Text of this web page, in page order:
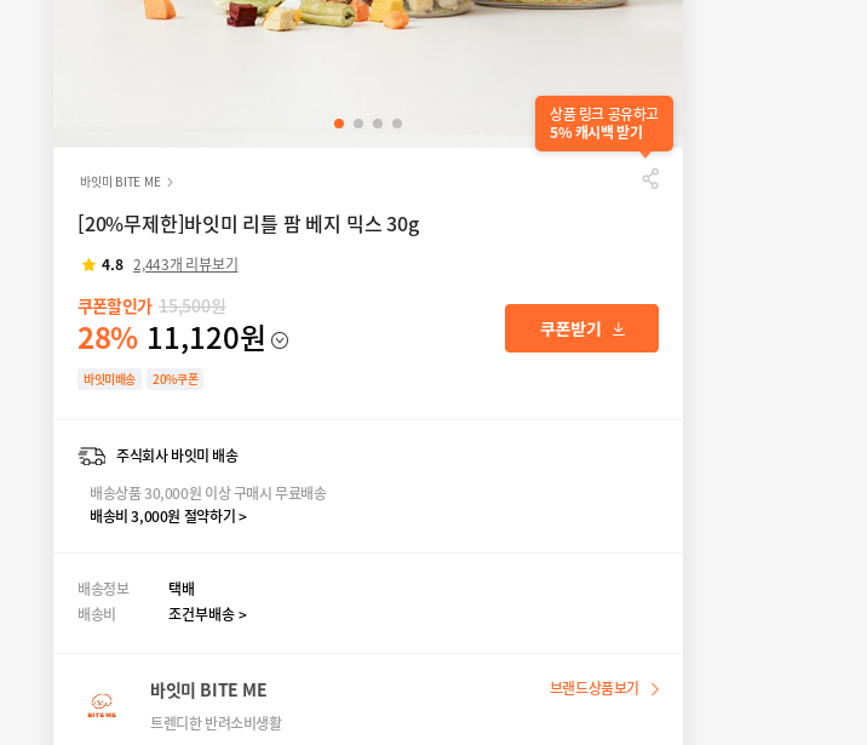
상품 링크 공유하고
5% 캐시백 받기
바잇미 BITE ME
[20%무제한]바잇미 리틀 팜 베지 믹스 30g
4.8 2,443개 리뷰보기
쿠폰할인가 15,500원
28% 11,120원
바잇미배송 20%쿠폰
주식회사 바잇미 배송
배송상품 30,000원 이상 구매시 무료배송
배송비 3,000원 절약하기 >
배송정보
택배
배송비
조건부배송 >
바잇미 BITE ME
트렌디한 반려소비생활
브랜드상품보기